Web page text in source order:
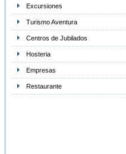
Excursiones
Turismo Aventura
Centros de Jubilados
Hosteria
Empresas
Restaurante